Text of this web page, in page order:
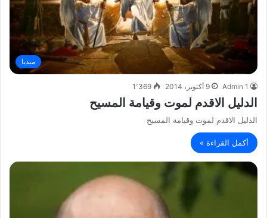
ميديا
Admin 1 9 أكتوبر، 2014 1٬369
الدليل الاقدم لموت وقيامة المسيح
الدليل الاقدم لموت وقيامة المسيح
أكمل القراءة »